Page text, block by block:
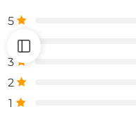
5
3
2
1